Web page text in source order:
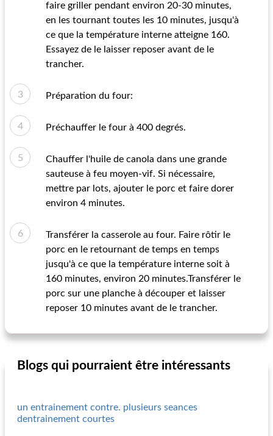
faire griller pendant environ 20-30 minutes,
en les tournant toutes les 10 minutes, jusqu'à
ce que la température interne atteigne 160.
Essayez de le laisser reposer avant de le
trancher.
Préparation du four:
Préchauffer le four à 400 degrés.
Chauffer l'huile de canola dans une grande
sauteuse à feu moyen-vif. Si nécessaire,
mettre par lots, ajouter le porc et faire dorer
environ 4 minutes.
Transférer la casserole au four. Faire rôtir le
porc en le retournant de temps en temps
jusqu'à ce que la température interne soit à
160 minutes, environ 20 minutes.Transférer le
porc sur une planche à découper et laisser
reposer 10 minutes avant de le trancher.
Blogs qui pourraient être intéressants
un entrainement contre. plusieurs seances
dentrainement courtes